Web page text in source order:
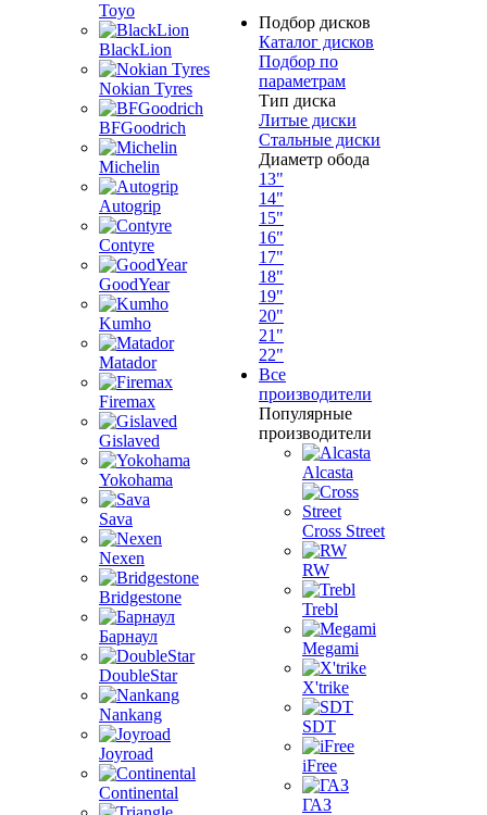
Toyo
BlackLion
Nokian Tyres
BFGoodrich
Michelin
Autogrip
Contyre
GoodYear
Kumho
Matador
Firemax
Gislaved
Yokohama
Sava
Nexen
Bridgestone
Барнаул
DoubleStar
Nankang
Joyroad
Continental
Подбор дисков
Каталог дисков
Подбор по
параметрам
Тип диска
Литые диски
Стальные диски
Диаметр обода
13"
14"
15"
16"
17"
18"
19"
20"
21"
22"
Все
производители
Популярные
производители
Alcasta
Cross Street
RW
Trebl
Megami
X'trike
SDT
iFree
ГАЗ